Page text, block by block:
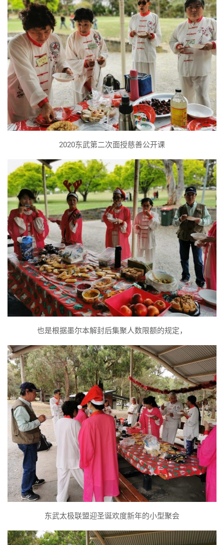
2020东武第二次面授慈善公开课
也是根据墨尔本解封后集聚人数限额的规定，
东武太极联盟迎圣诞欢度新年的小型聚会